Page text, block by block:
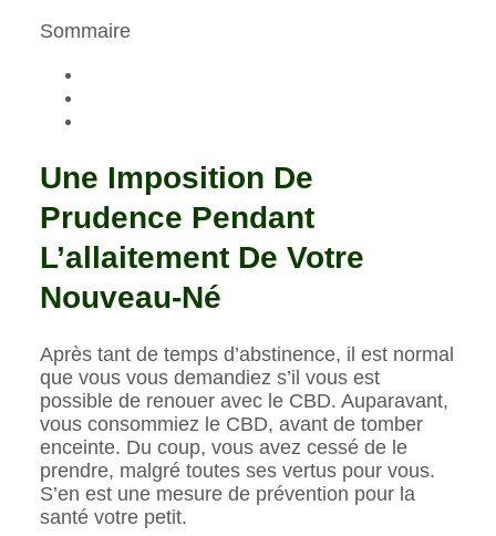
Sommaire
Une Imposition De
Prudence Pendant
L’allaitement De Votre
Nouveau-Né
Après tant de temps d’abstinence, il est normal
que vous vous demandiez s’il vous est
possible de renouer avec le CBD. Auparavant,
vous consommiez le CBD, avant de tomber
enceinte. Du coup, vous avez cessé de le
prendre, malgré toutes ses vertus pour vous.
S’en est une mesure de prévention pour la
santé votre petit.